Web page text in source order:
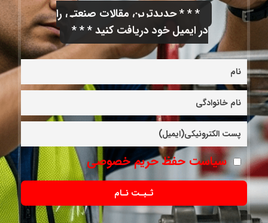
* * * جدیدترین مقالات صنعتی را
در ایمیل خود دریافت کنید * * *
سیاست حفظ حریم خصوصی